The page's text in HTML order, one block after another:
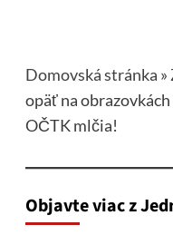
Domovská stránka »
opäť na
OČTK mlčia!
Objavte viac z